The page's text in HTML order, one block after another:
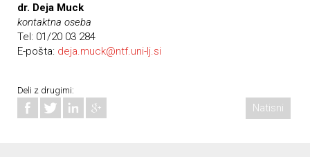
dr. Deja Muck
kontaktna oseba
Tel: 01/20 03 284
E-pošta: deja.muck@ntf.uni-lj.si
Deli z drugimi:
Natisni